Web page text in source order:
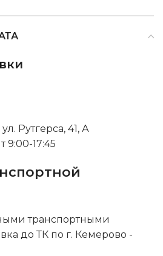
Рутгерса, 41, А
9:00-17:45
транспортными
до ТК по г. Кемерово -